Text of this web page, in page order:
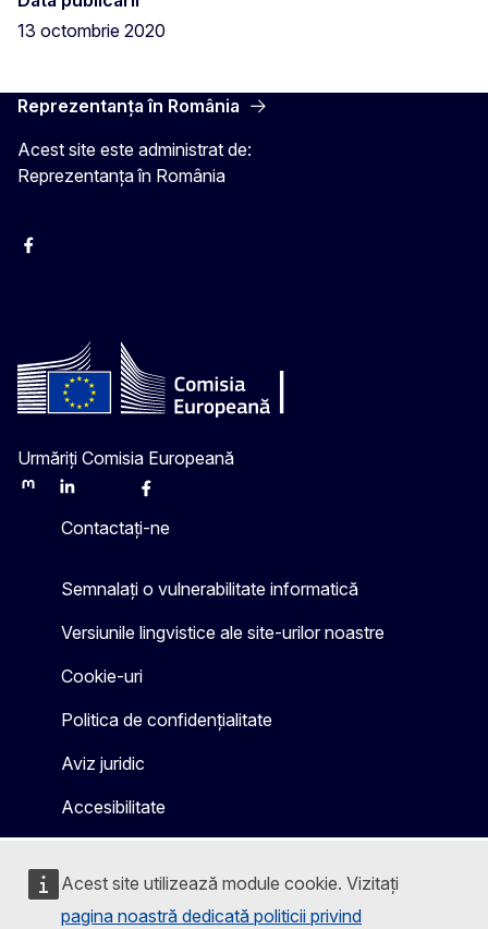
Acest site utilizează module cookie. Vizitați
pagina noastră dedicată politicii privind
13 octombrie 2020
Reprezentanța în România
Acest site este administrat de:
Reprezentanța în România
Facebook
Urmăriți Comisia Europeană
MastodonLinkedInBlueskyFacebook
Contactați-ne
Semnalați o vulnerabilitate informatică
Versiunile lingvistice ale site-urilor noastre
Cookie-uri
Politica de confidențialitate
Aviz juridic
Accesibilitate